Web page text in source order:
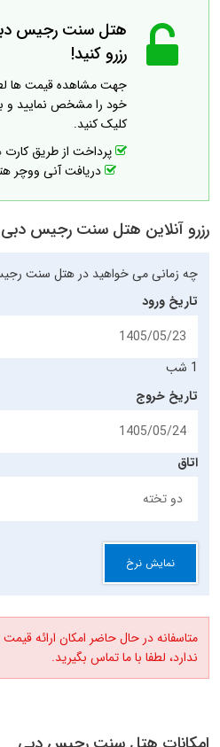
هتل سنت رجیس
رزرو کنید!
جهت مشاهده قیمت ها
خود را مشخص نمایید و
کلیک کنید.
پرداخت از طریق
دریافت آنی ووچر
رزرو آنلاین هتل سنت رجیس دبی
چه زمانی می خواهید در هتل سنت
تاریخ ورود
1 شب
تاریخ خروج
اتاق
نمایش نرخ
متاسفانه در حال حاضر امکان ارائه
ندارد، لطفا با ما تماس بگیرید.